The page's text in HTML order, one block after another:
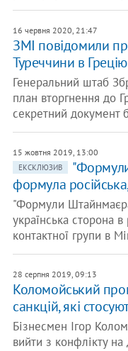
16 червня 2020, 21:47
ЗМІ повідомили
Туреччини в
Генеральний штаб
план вторгнення до
секретний документ
15 жовтня 2019, 13:00
ЕКСКЛЮЗИВ
формула
"Формули
українська сторона
контактної групи в
28 серпня 2019, 09:13
Коломойський
санкцій, які
Бізнесмен Ігор
вийти з конфлікту